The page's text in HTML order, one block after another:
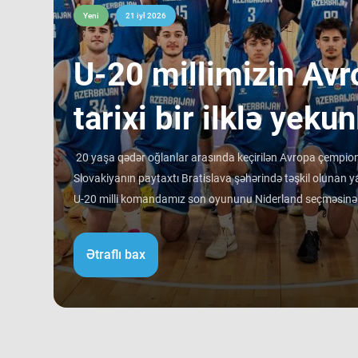
Yeni 21 iyl 2026
​U-20 millimizin
tarixi bir ilklə
20 yaşa qədər oğlanlar arasında keçirilən Avropa
Slovakiyanın paytaxtı Bratislava şəhərində təşkil olunan
U-20 milli komandamız son oyununu Niderland seçməsinə
rəqibinə qalib gəlib. Avropa çempionatı B divizionunda
ortalamasına görə 3 ən gənc kollektivdən biri olan
Bu nəticə Azərbaycan basketbol tarixində bir ilk kimi də
tam mərkəzində qərarlaşmaq adi bir nəticə kimi görünsə
ağırlığı və rəqiblərin səviyyəsi bu nəticənin adi bir nəticə
Ətraflı bax